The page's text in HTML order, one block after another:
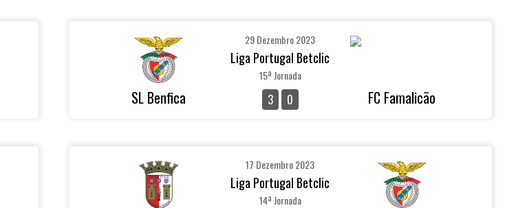
SL Benfica
29 Dezembro 2023
Liga Portugal Betclic
15ª Jornada
3 0 FC Famalicão
17 Dezembro 2023
Liga Portugal Betclic
14ª Jornada